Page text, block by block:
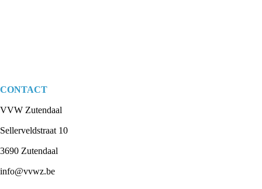
CONTACT
VVW Zutendaal
Sellerveldstraat 10
3690 Zutendaal
info@vvwz.be